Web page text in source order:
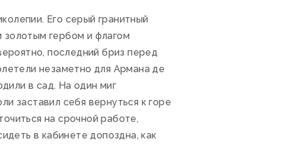
Его серый гранитный
гербом и флагом
последний бриз перед
незаметно для Армана де
в сад. На один миг
заставил себя вернуться к горе
на срочной работе,
в кабинете допоздна, как